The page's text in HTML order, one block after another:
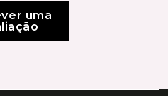
uma